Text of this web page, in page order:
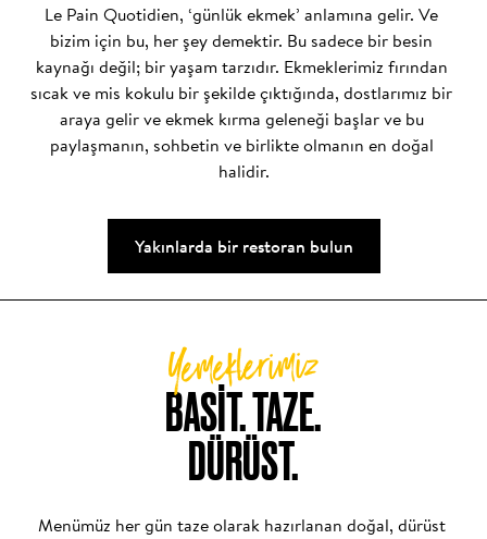
Le Pain Quotidien, ‘günlük ekmek’ anlamına gelir. Ve
bizim için bu, her şey demektir. Bu sadece bir besin
kaynağı değil; bir yaşam tarzıdır. Ekmeklerimiz fırından
sıcak ve mis kokulu bir şekilde çıktığında, dostlarımız bir
araya gelir ve ekmek kırma geleneği başlar ve bu
paylaşmanın, sohbetin ve birlikte olmanın en doğal
halidir.
Yakınlarda bir restoran bulun
BASIT. TAZE.
DÜRÜST.
Yemeklerimiz
Menümüz her gün taze olarak hazırlanan doğal, dürüst